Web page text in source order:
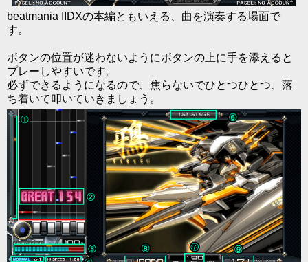
beatmania IIDXの本編ともいえる、曲を演奏する場面で
す。
ボタンの位置が迷わないようにボタンの上に手を添えると
プレーしやすいです。
必ずできるようになるので、焦らないでひとつひとつ、落
ち着いて叩いていきましょう。